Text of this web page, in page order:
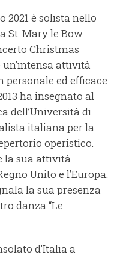
2021 è solista nello
St. Mary le Bow
Christmas
un’intensa attività
ed efficace
ha insegnato al
dell’Università di
italiana per la
operistico.
la sua attività
Unito e l’Europa.
la sua presenza
danza “Le
d’Italia a